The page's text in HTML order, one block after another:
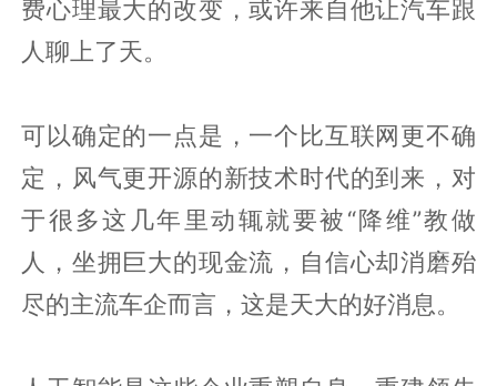
费心理最大的改变，或许来自他让汽车跟
人聊上了天。
可以确定的一点是，一个比互联网更不确
定，风气更开源的新技术时代的到来，对
于很多这几年里动辄就要被“降维”教做
人，坐拥巨大的现金流，自信心却消磨殆
尽的主流车企而言，这是天大的好消息。